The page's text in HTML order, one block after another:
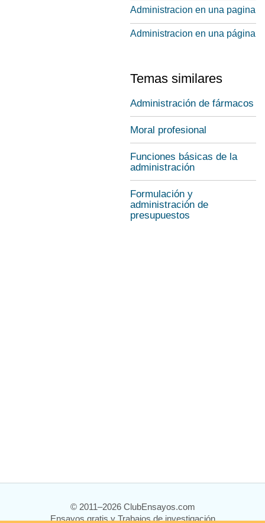
Administracion en una pagina
Administracion en una página
Temas similares
Administración de fármacos
Moral profesional
Funciones básicas de la
administración
Formulación y
administración de
presupuestos
© 2011–2026 ClubEnsayos.com
Ensayos gratis y Trabajos de investigación